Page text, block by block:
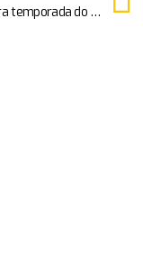
Alok encerra temporada do Réveillon John John Rocks, em Jericoacoara